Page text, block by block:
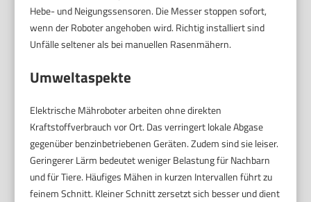
Hebe- und Neigungssensoren. Die Messer stoppen sofort,
wenn der Roboter angehoben wird. Richtig installiert sind
Unfälle seltener als bei manuellen Rasenmähern.
Umweltaspekte
Elektrische Mähroboter arbeiten ohne direkten
Kraftstoffverbrauch vor Ort. Das verringert lokale Abgase
gegenüber benzinbetriebenen Geräten. Zudem sind sie leiser.
Geringerer Lärm bedeutet weniger Belastung für Nachbarn
und für Tiere. Häufiges Mähen in kurzen Intervallen führt zu
feinem Schnitt. Kleiner Schnitt zersetzt sich besser und dient